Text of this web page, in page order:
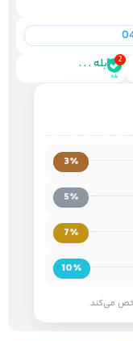
بله . . .
3٪
5٪
7٪
10٪
می‌کند.